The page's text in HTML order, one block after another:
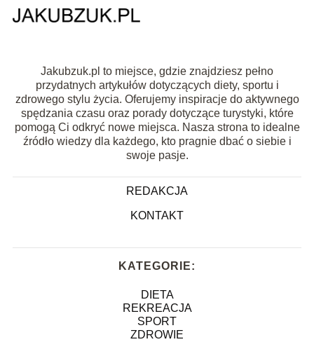
Jakubzuk.pl to miejsce, gdzie znajdziesz pełno
przydatnych artykułów dotyczących diety, sportu i
zdrowego stylu życia. Oferujemy inspiracje do aktywnego
spędzania czasu oraz porady dotyczące turystyki, które
pomogą Ci odkryć nowe miejsca. Nasza strona to idealne
źródło wiedzy dla każdego, kto pragnie dbać o siebie i
swoje pasje.
REDAKCJA
KONTAKT
KATEGORIE:
DIETA
REKREACJA
SPORT
ZDROWIE